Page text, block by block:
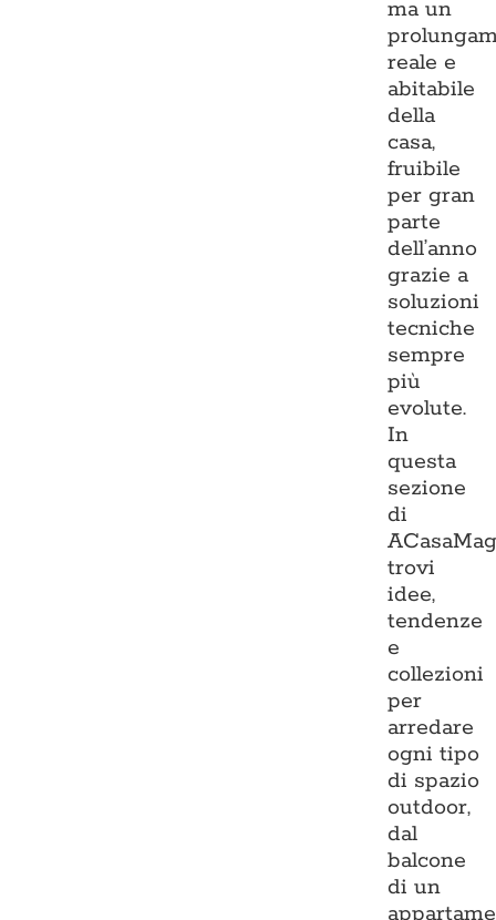
ma un
reale e
abitabile
della
casa,
fruibile
per gran
parte
dell’anno
grazie a
soluzioni
tecniche
sempre
più
evolute.
In
questa
sezione
di
trovi
idee,
tendenze
e
collezioni
per
arredare
ogni tipo
di spazio
outdoor,
dal
balcone
di un